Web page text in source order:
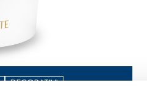
DECORATIVI